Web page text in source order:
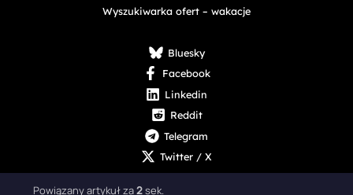
Wyszukiwarka ofert – wakacje
Bluesky
Facebook
Linkedin
Reddit
Telegram
Twitter / X
Powiązany artykuł za1sek.